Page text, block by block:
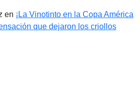
en ¡La Vinotinto en la Copa América
que dejaron los criollos